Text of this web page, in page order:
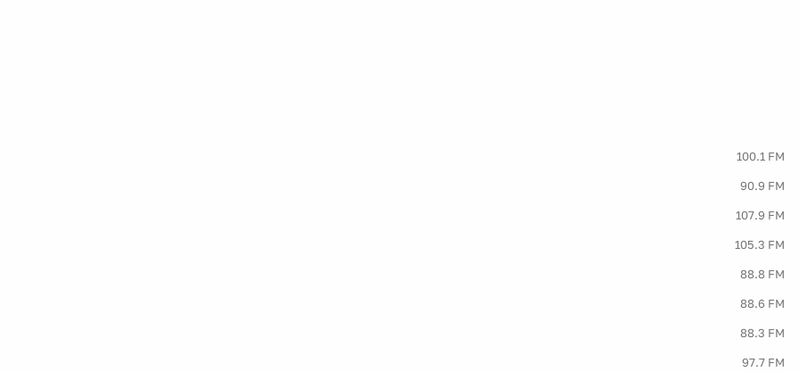
100.1 FM
90.9 FM
107.9 FM
105.3 FM
88.8 FM
88.6 FM
88.3 FM
97.7 FM